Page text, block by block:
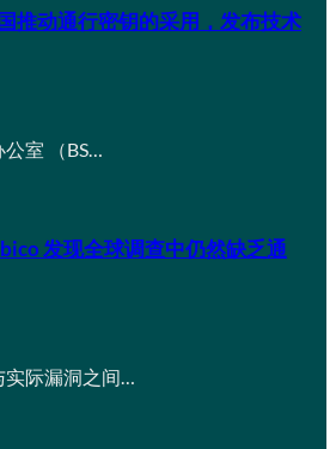
推动通行密钥的采用，发布技术
室 （BS…
发现全球调查中仍然缺乏通
际漏洞之间…